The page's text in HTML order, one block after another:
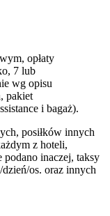
opłaty
7 lub
wg opisu
pakiet
i bagaż).
posiłków innych
z hoteli,
inaczej, taksy
os. oraz innych